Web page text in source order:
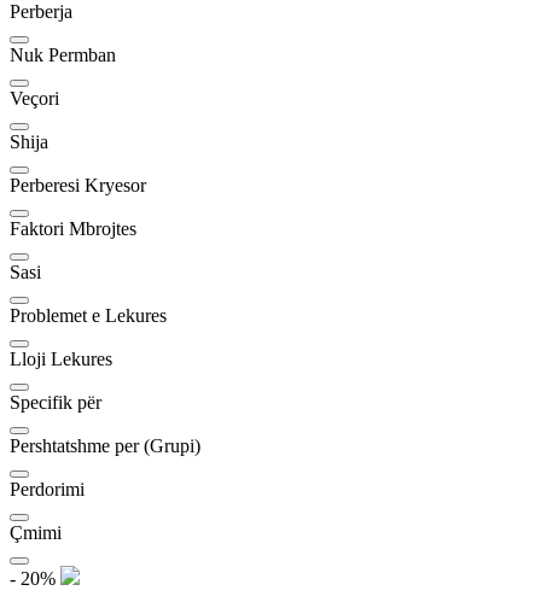
Perberja
Nuk Permban
Veçori
Shija
Perberesi Kryesor
Faktori Mbrojtes
Sasi
Problemet e Lekures
Lloji Lekures
Specifik për
Pershtatshme per (Grupi)
Perdorimi
Çmimi
- 20%